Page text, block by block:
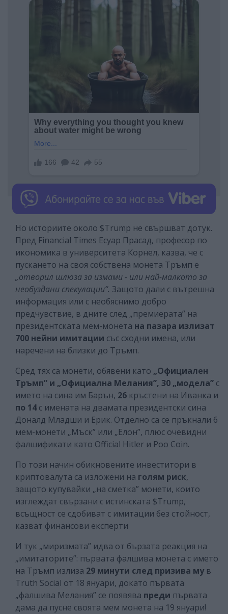
Но историите около $Trump не свършват дотук.
Пред Financial Times Есуар Прасад, професор по
икономика в университета Корнел, казва, че с
пускането на своя собствена монета Тръмп е
„отворил шлюза за измами - или най-малкото за
необуздани спекулации“. Защото дали с вътрешна
информация или с необяснимо добро
предчувствие, в дните след „премиерата” на
президентската мем-монета на пазара излизат
700 нейни имитации със сходни имена, или
наречени на близки до Тръмп.
Сред тях са монети, обявени като „Официален
Тръмп” и „Официална Мелания”, 30 „модела” с
името на сина им Барън, 26 кръстени на Иванка и
по 14с имената на двамата президентски сина
Доналд Младши и Ерик. Отделно са се пръкнали 6
мем-монети „Мъск” или „Елон”, плюс очевидни
фалшификати като Official Hitler и Poo Coin.
По този начин обикновените инвеститори в
криптовалута са изложени на голям риск,
защото купувайки „на сметка” монети, които
изглеждат свързани с истинската $Trump,
всъщност се сдобиват с имитации без стойност,
казват финансови експерти
И тук „миризмата” идва от бързата реакция на
„имитаторите”: първата фалшива монета с името
на Тръмп излиза 29 минути след призива му в
Truth Social от 18 януари, докато първата
„фалшива Мелания” се появява преди първата
дама да пусне своята мем монета на 19 януари!